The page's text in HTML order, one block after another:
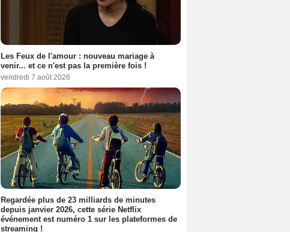
Les Feux de l'amour : nouveau mariage à
venir... et ce n'est pas la première fois !
vendredi 7 août 2026
Regardée plus de 23 milliards de minutes
depuis janvier 2026, cette série Netflix
événement est numéro 1 sur les plateformes de
streaming !